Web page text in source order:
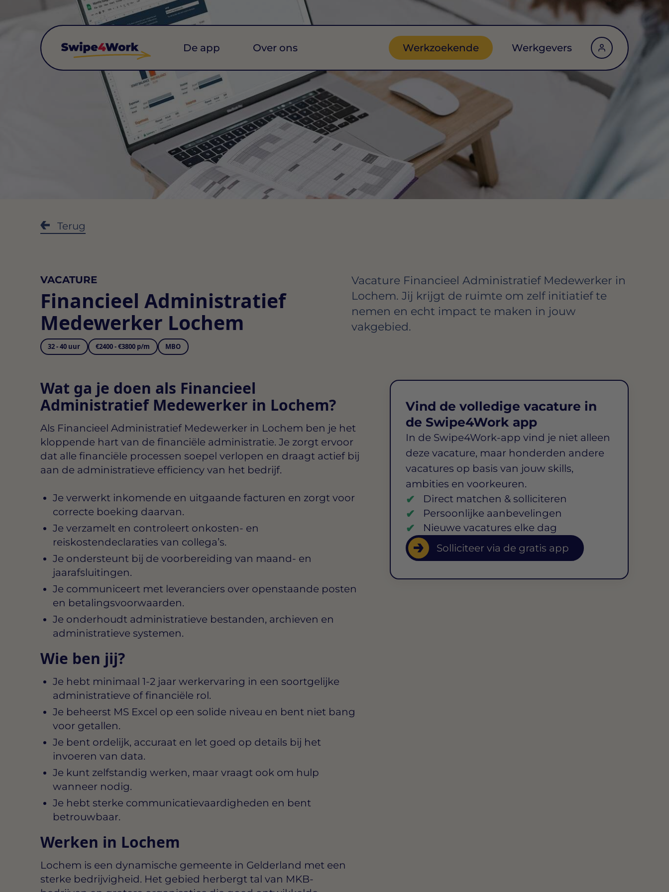
De app Over ons Werkzoekende Werkgevers
Terug
VACATURE
Financieel Administratief
Medewerker Lochem
32 - 40 uur €2400 - €3800 p/m MBO
Vacature Financieel Administratief Medewerker in
Lochem. Jij krijgt de ruimte om zelf initiatief te
nemen en echt impact te maken in jouw
vakgebied.
Wat ga je doen als Financieel
Administratief Medewerker in Lochem?
Als Financieel Administratief Medewerker in Lochem ben je het
kloppende hart van de financiële administratie. Je zorgt ervoor
dat alle financiële processen soepel verlopen en draagt actief bij
aan de administratieve efficiency van het bedrijf.
Je verwerkt inkomende en uitgaande facturen en zorgt voor
correcte boeking daarvan.
Je verzamelt en controleert onkosten- en
reiskostendeclaraties van collega’s.
Je ondersteunt bij de voorbereiding van maand- en
jaarafsluitingen.
Je communiceert met leveranciers over openstaande posten
en betalingsvoorwaarden.
Je onderhoudt administratieve bestanden, archieven en
administratieve systemen.
Wie ben jij?
Je hebt minimaal 1-2 jaar werkervaring in een soortgelijke
administratieve of financiële rol.
Je beheerst MS Excel op een solide niveau en bent niet bang
voor getallen.
Je bent ordelijk, accuraat en let goed op details bij het
invoeren van data.
Je kunt zelfstandig werken, maar vraagt ook om hulp
wanneer nodig.
Je hebt sterke communicatievaardigheden en bent
betrouwbaar.
Werken in Lochem
Lochem is een dynamische gemeente in Gelderland met een
sterke bedrijvigheid. Het gebied herbergt tal van MKB-
Vind de volledige vacature in
de Swipe4Work app
In de Swipe4Work-app vind je niet alleen
deze vacature, maar honderden andere
vacatures op basis van jouw skills,
ambities en voorkeuren.
Direct matchen & solliciteren
Persoonlijke aanbevelingen
Nieuwe vacatures elke dag
Solliciteer via de gratis app